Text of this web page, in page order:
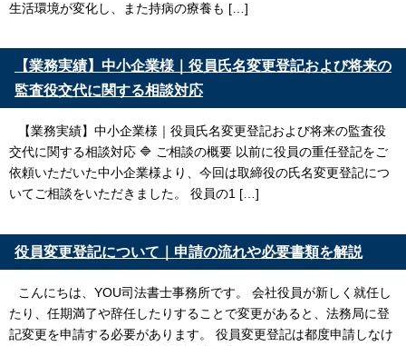
生活環境が変化し、また持病の療養も […]
【業務実績】中小企業様｜役員氏名変更登記および将来の
監査役交代に関する相談対応
【業務実績】中小企業様｜役員氏名変更登記および将来の監査役
交代に関する相談対応 🔷 ご相談の概要 以前に役員の重任登記をご
依頼いただいた中小企業様より、今回は取締役の氏名変更登記につ
いてご相談をいただきました。 役員の1 […]
役員変更登記について｜申請の流れや必要書類を解説
こんにちは、YOU司法書士事務所です。 会社役員が新しく就任し
たり、任期満了や辞任したりすることで変更があると、法務局に登
記変更を申請する必要があります。 役員変更登記は都度申請しなけ